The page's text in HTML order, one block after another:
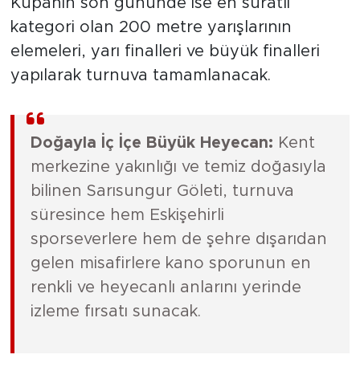
kategori olan 200 metre yarışlarının
elemeleri, yarı finalleri ve büyük finalleri
yapılarak turnuva tamamlanacak.
Doğayla İç İçe Büyük Heyecan: Kent
merkezine yakınlığı ve temiz doğasıyla
bilinen Sarısungur Göleti, turnuva
süresince hem Eskişehirli
sporseverlere hem de şehre dışarıdan
gelen misafirlere kano sporunun en
renkli ve heyecanlı anlarını yerinde
izleme fırsatı sunacak.